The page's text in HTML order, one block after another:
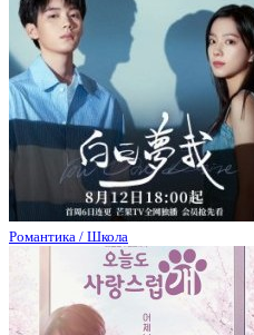
Романтика / Школа